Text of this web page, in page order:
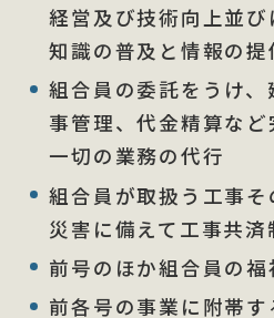
経営及び技術向上並
知識の普及と情報の提
組合員の委託をうけ
事管理、代金精算な
一切の業務の代行
組合員が取扱う工事
災害に備えて工事共済
前号のほか組合員の
前各号の事業に附帯す